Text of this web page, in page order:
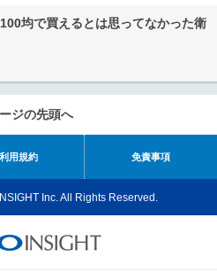
均で買えるとは思ってなかった衛
ジの先頭へ
利用規約 免責事項
Inc. All Rights Reserved.